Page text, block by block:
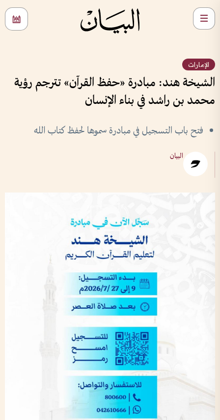
الإمارات
الشيخة هند: مبادرة «حفظ القرآن» تترجم رؤية
محمد بن راشد في بناء الإنسان
فتح باب التسجيل في مبادرة سموها لحفظ كتاب الله
البيان